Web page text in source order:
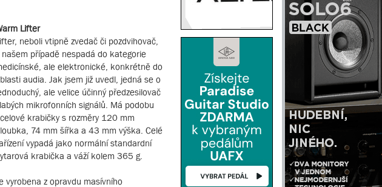
Lifter
neboli vtipně zvedač či pozdvihovač,
našem případě nespadá do kategorie
ale elektronické, konkrétně do
audia. Jak jsem již uvedl, jedná se o
ale velice účinný předzesilovač
mikrofonních signálů. Má podobu
krabičky s rozměry 120 mm
74 mm šířka a 43 mm výška. Celé
vypadá jako normální standardní
krabička a váží kolem 365 g.
vyrobena z opravdu masívního